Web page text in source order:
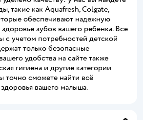
такие как Aquafresh, Colgate,
обеспечивают надежную
зубов вашего ребенка. Все
с учетом потребностей детской
только безопасные
удобства на сайте также
гигиена и другие категории
точно сможете найти всё
вашего малыша.